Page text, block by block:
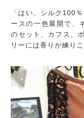
「はい、シルク100
ースの一色展開で、
のセット、カフス、
リーには香りが練り